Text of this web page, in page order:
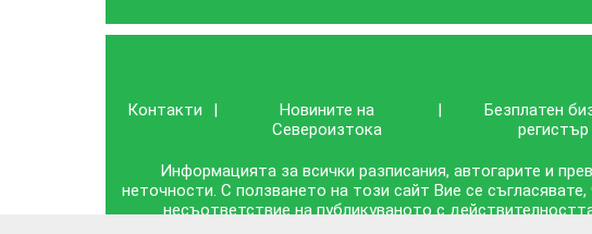
Контакти |
Новините на
Североизтока
|
Безплатен
регистър
Информацията за всички разписания, автогарите и
неточности. С ползването на този сайт Вие се
несъответствие на публикуваното с